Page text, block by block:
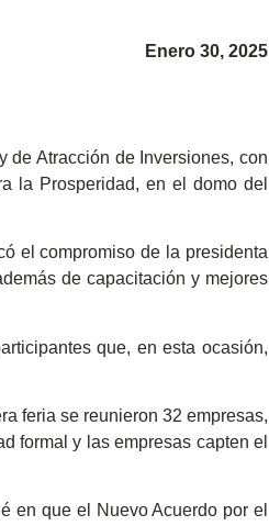
Enero 30, 2025
Atracción de Inversiones, con
la Prosperidad, en el domo del
el compromiso de la presidenta
de capacitación y mejores
que, en esta ocasión,
feria se reunieron 32 empresas,
formal y las empresas capten el
en que el Nuevo Acuerdo por el